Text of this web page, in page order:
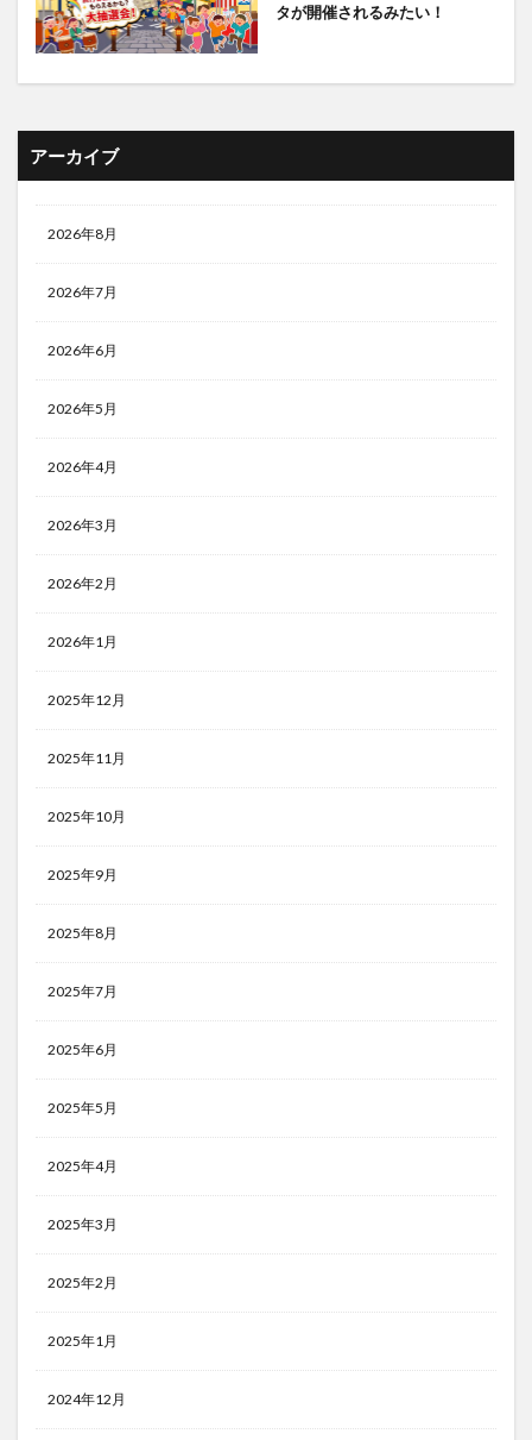
タが開催されるみたい！
アーカイブ
2026年8月
2026年7月
2026年6月
2026年5月
2026年4月
2026年3月
2026年2月
2026年1月
2025年12月
2025年11月
2025年10月
2025年9月
2025年8月
2025年7月
2025年6月
2025年5月
2025年4月
2025年3月
2025年2月
2025年1月
2024年12月